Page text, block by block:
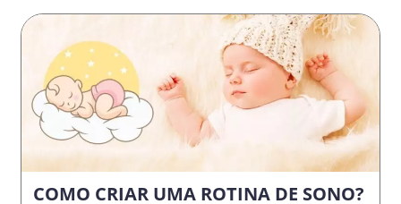
COMO CRIAR UMA ROTINA DE SONO?